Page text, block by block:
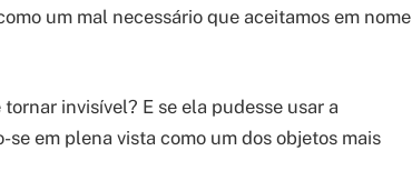
um mal necessário que aceitamos em nome
invisível? E se ela pudesse usar a
em plena vista como um dos objetos mais